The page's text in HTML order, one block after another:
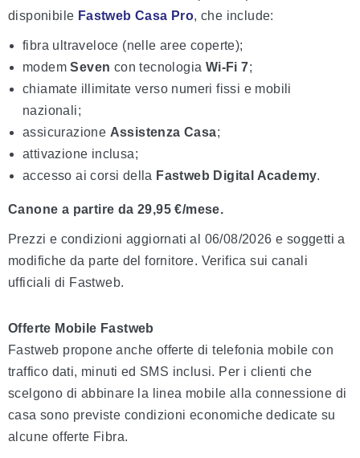
disponibile Fastweb Casa Pro, che include:
fibra ultraveloce (nelle aree coperte);
modemSeven con tecnologia Wi-Fi 7;
chiamate illimitate verso numeri fissi e mobili
nazionali;
assicurazione Assistenza Casa;
attivazione inclusa;
accesso ai corsi della Fastweb Digital Academy.
Canone a partire da 29,95 €/mese.
Prezzi e condizioni aggiornati al 06/08/2026 e soggetti a
modifiche da parte del fornitore. Verifica sui canali
ufficiali di Fastweb.
Offerte Mobile Fastweb
Fastweb propone anche offerte di telefonia mobile con
traffico dati, minuti ed SMS inclusi. Per i clienti che
scelgono di abbinare la linea mobile alla connessione di
casa sono previste condizioni economiche dedicate su
alcune offerte Fibra.